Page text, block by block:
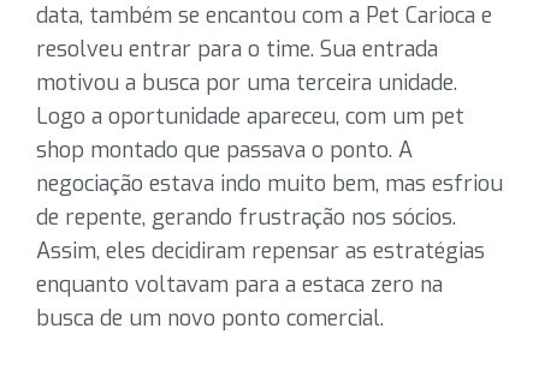
data, também se encantou com a Pet Carioca e
resolveu entrar para o time. Sua entrada
motivou a busca por uma terceira unidade.
Logo a oportunidade apareceu, com um pet
shop montado que passava o ponto. A
negociação estava indo muito bem, mas esfriou
de repente, gerando frustração nos sócios.
Assim, eles decidiram repensar as estratégias
enquanto voltavam para a estaca zero na
busca de um novo ponto comercial.